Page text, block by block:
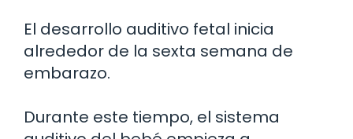
El desarrollo auditivo fetal inicia
alrededor de la sexta semana de
embarazo.
Durante este tiempo, el sistema